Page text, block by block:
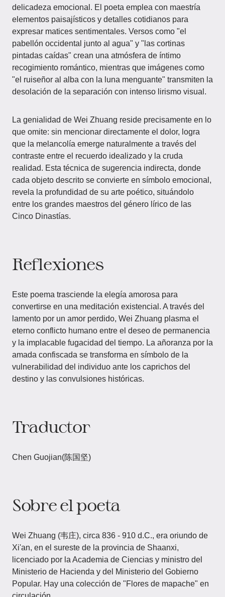
delicadeza emocional. El poeta emplea con maestría
elementos paisajísticos y detalles cotidianos para
expresar matices sentimentales. Versos como "el
pabellón occidental junto al agua" y "las cortinas
pintadas caídas" crean una atmósfera de íntimo
recogimiento romántico, mientras que imágenes como
"el ruiseñor al alba con la luna menguante" transmiten la
desolación de la separación con intenso lirismo visual.
La genialidad de Wei Zhuang reside precisamente en lo
que omite: sin mencionar directamente el dolor, logra
que la melancolía emerge naturalmente a través del
contraste entre el recuerdo idealizado y la cruda
realidad. Esta técnica de sugerencia indirecta, donde
cada objeto descrito se convierte en símbolo emocional,
revela la profundidad de su arte poético, situándolo
entre los grandes maestros del género lírico de las
Cinco Dinastías.
Reflexiones
Este poema trasciende la elegía amorosa para
convertirse en una meditación existencial. A través del
lamento por un amor perdido, Wei Zhuang plasma el
eterno conflicto humano entre el deseo de permanencia
y la implacable fugacidad del tiempo. La añoranza por la
amada confiscada se transforma en símbolo de la
vulnerabilidad del individuo ante los caprichos del
destino y las convulsiones históricas.
Traductor
Chen Guojian(陈国坚)
Sobre el poeta
Wei Zhuang (韦庄), circa 836 - 910 d.C., era oriundo de
Xi'an, en el sureste de la provincia de Shaanxi,
licenciado por la Academia de Ciencias y ministro del
Ministerio de Hacienda y del Ministerio del Gobierno
Popular. Hay una colección de "Flores de mapache" en